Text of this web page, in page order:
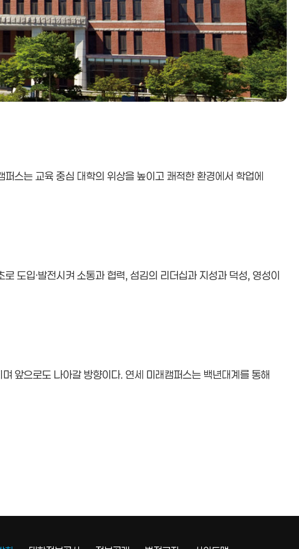
스는 교육 중심 대학의 위상을 높이고 쾌적한 환경에서 학업에
입·발전시켜 소통과 협력, 섬김의 리더십과 지성과 덕성, 영성이
앞으로도 나아갈 방향이다. 연세 미래캠퍼스는 백년대계를 통해